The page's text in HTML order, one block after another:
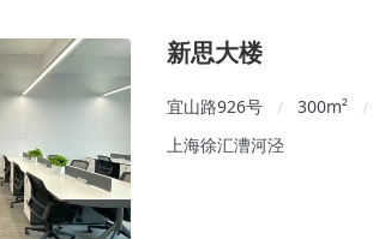
新思大楼
宜山路926号 / 300m²
/
上海徐汇漕河泾